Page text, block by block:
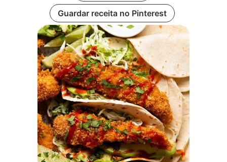
Guardar receita no Pinterest